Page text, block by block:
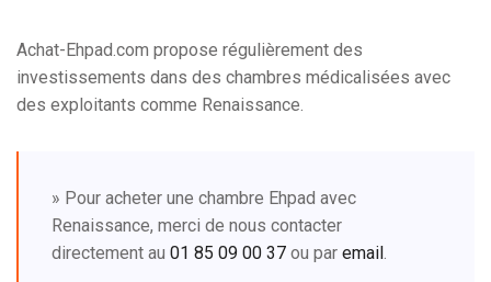
Achat-Ehpad.com propose régulièrement des
investissements dans des chambres médicalisées avec
des exploitants comme Renaissance.
» Pour acheter une chambre Ehpad avec
Renaissance, merci de nous contacter
directement au 01 85 09 00 37 ou par email .